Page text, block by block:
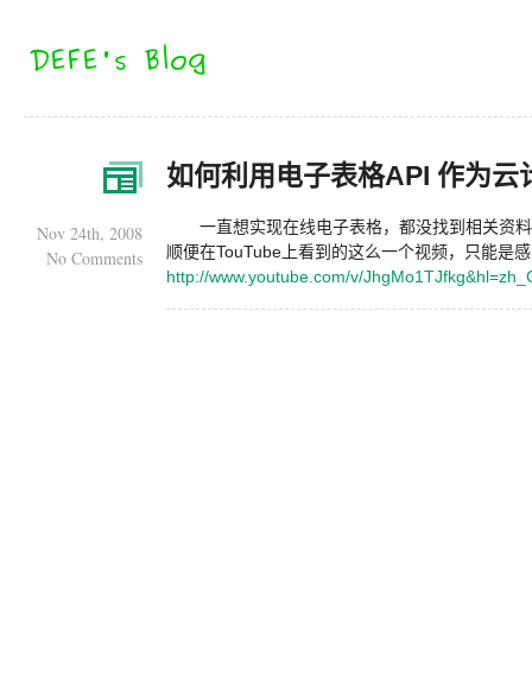
如何利用电子表格API 作为云
Nov 24th, 2008
No Comments
一直想实现在线电子表格，都没找到相关资
顺便在TouTube上看到的这么一个视频，只能是
http://www.youtube.com/v/